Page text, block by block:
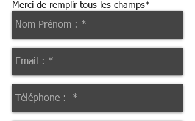
Merci de remplir tous les champs*